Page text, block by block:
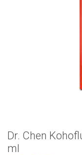
Dr. Chen
ml